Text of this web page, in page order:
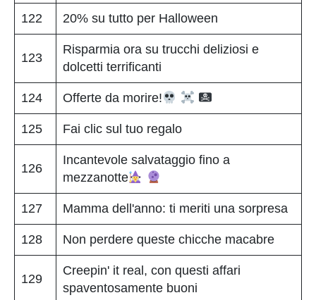
122 20% su tutto per Halloween
123
Risparmia ora su trucchi deliziosi e
dolcetti terrificanti
124 Offerte da morire!
125 Fai clic sul tuo regalo
126
Incantevole salvataggio fino a
mezzanotte
127 Mamma dell'anno: ti meriti una sorpresa
128 Non perdere queste chicche macabre
129
Creepin' it real, con questi affari
spaventosamente buoni